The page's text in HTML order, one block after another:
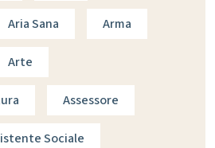
Aria Sana Arma
Arte
Assessore
Sociale